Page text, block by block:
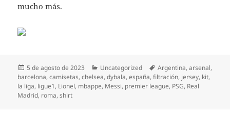
mucho más.
Publicado
el
5 de agosto de 2023 Categorías
Uncategorized Etiquetas
Argentina,arsenal,
barcelona,camisetas,chelsea,dybala,españa,filtración, jersey, kit,
la liga, ligue1, Lionel, mbappe, Messi, premier league, PSG, Real
Madrid, roma,shirt